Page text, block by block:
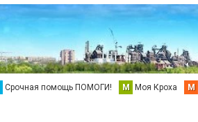
Срочная помощь ПОМОГИ! М Моя Кроха М